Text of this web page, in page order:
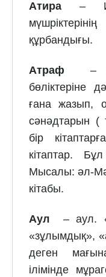
Атира –
құрбандығы.
Атраф –
бөліктеріне
ғана жазып,
сәнәдтарын (
бір
кітаптар.
Мысалы: әл-
кітабы.
Аул – аул.
«зұлымдық»,
деген
ілімінде